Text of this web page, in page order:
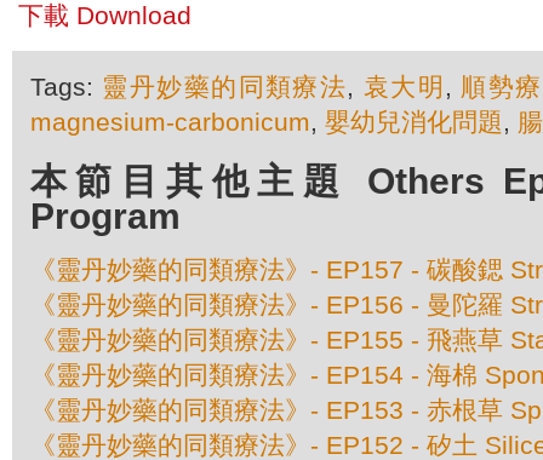
下載 Download
Tags: 靈丹妙藥的同類療法, 袁大明 , 順勢
magnesium-carbonicum, 嬰幼兒消化問題,
本節目其他主題 Others
Program
《靈丹妙藥的同類療法》- EP157 - 碳酸鍶
《靈丹妙藥的同類療法》- EP156 - 曼陀羅
《靈丹妙藥的同類療法》- EP155 - 飛燕草
《靈丹妙藥的同類療法》- EP154 - 海棉
《靈丹妙藥的同類療法》- EP153 - 赤根草
《靈丹妙藥的同類療法》- EP152 - 矽土